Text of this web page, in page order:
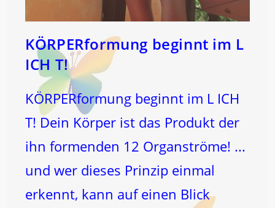
KÖRPERformung beginnt im L
ICH T!
KÖRPERformung beginnt im L ICH
T! Dein Körper ist das Produkt der
ihn formenden 12 Organströme! ...
und wer dieses Prinzip einmal
erkennt, kann auf einen Blick